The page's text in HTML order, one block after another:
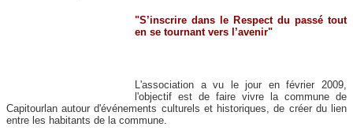
"S’inscrire dans le Respect du passé tout
en se tournant vers l’avenir"
L'association a vu le jour en février 2009,
l'objectif est de faire vivre la commune de
Capitourlan autour d'événements culturels et historiques, de créer du lien
entre les habitants de la commune.